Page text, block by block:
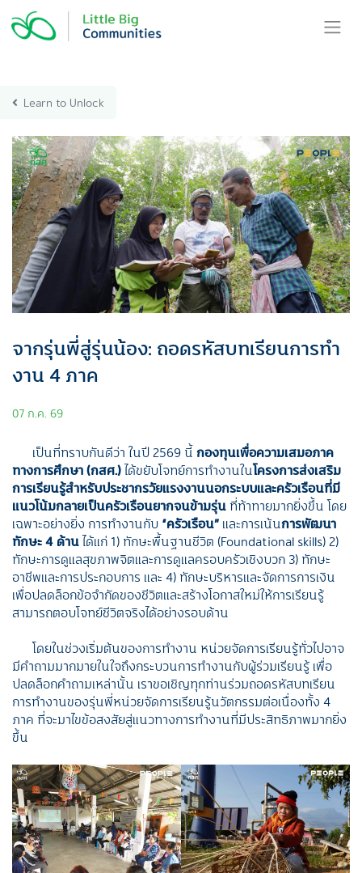
content
Learn to Unlock
จากรุ่นพี่สู่รุ่นน้อง: ถอดรหัสบทเรียนการทํา
งาน 4 ภาค
07 ก.ค. 69
เป็นที่ทราบกันดีว่า ในปี 2569 นี้ กองทุนเพื่อความเสมอภาค
ทางการศึกษา (กสศ.)ได้ขยับโจทย์การทำงานในโครงการส่งเสริม
การเรียนรู้สำหรับประชากรวัยแรงงานนอกระบบและครัวเรือนที่มี
แนวโน้มกลายเป็นครัวเรือนยากจนข้ามรุ่น ที่ท้าทายมากยิ่งขึ้น โดย
เฉพาะอย่างยิ่ง การทำงานกับ “ครัวเรือน” และการเน้นการพัฒนา
ทักษะ 4 ด้านได้แก่ 1) ทักษะพื้นฐานชีวิต (Foundational skills) 2)
ทักษะการดูแลสุขภาพจิตและการดูแลครอบครัวเชิงบวก 3) ทักษะ
อาชีพและการประกอบการ และ 4) ทักษะบริหารและจัดการการเงิน
เพื่อปลดล็อกข้อจำกัดของชีวิตและสร้างโอกาสใหม่ให้การเรียนรู้
สามารถตอบโจทย์ชีวิตจริงได้อย่างรอบด้าน
โดยในช่วงเริ่มต้นของการทำงาน หน่วยจัดการเรียนรู้ทั่วไปอาจ
มีคำถามมากมายในใจถึงกระบวนการทำงานกับผู้ร่วมเรียนรู้ เพื่อ
ปลดล็อกคำถามเหล่านั้น เราขอเชิญทุกท่านร่วมถอดรหัสบทเรียน
การทํางานของรุ่นพี่หน่วยจัดการเรียนรู้นวัตกรรมต่อเนื่องทั้ง 4
ภาค ที่จะมาไขข้อสงสัยสู่แนวทางการทำงานที่มีประสิทธิภาพมากยิ่ง
ขึ้น